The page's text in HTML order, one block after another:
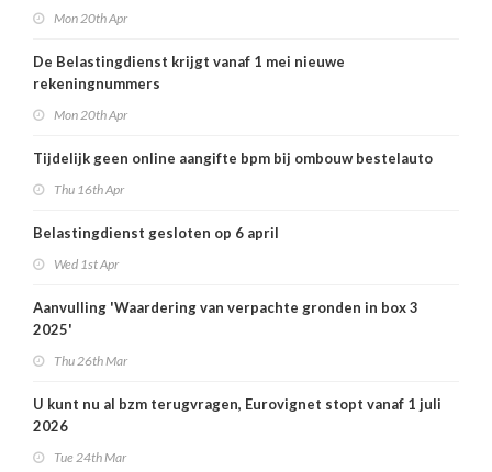
Mon 20th Apr
De Belastingdienst krijgt vanaf 1 mei nieuwe
rekeningnummers
Mon 20th Apr
Tijdelijk geen online aangifte bpm bij ombouw bestelauto
Thu 16th Apr
Belastingdienst gesloten op 6 april
Wed 1st Apr
Aanvulling 'Waardering van verpachte gronden in box 3
2025'
Thu 26th Mar
U kunt nu al bzm terugvragen, Eurovignet stopt vanaf 1 juli
2026
Tue 24th Mar